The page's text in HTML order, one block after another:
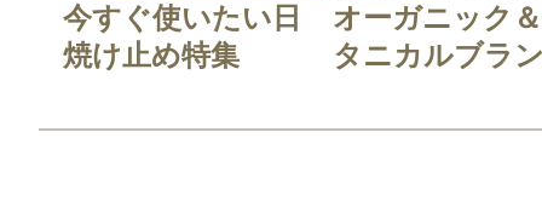
今すぐ使いたい日
焼け止め特集
オーガニック
タニカルブラ